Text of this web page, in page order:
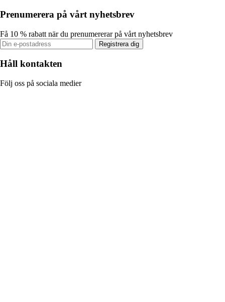
Prenumerera på vårt nyhetsbrev
Få 10 % rabatt när du prenumererar på vårt nyhetsbrev
Registrera dig
Håll kontakten
Följ oss på sociala medier